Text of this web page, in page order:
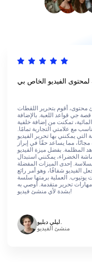
لمحتوى الفيديو الخاص بي
محتوى، أقوم بتحرير اللقطات
جي قواعد اللعبة. بالإضافة
المائية، تمكنت من إضافة خلفية
مع علامتي التجارية تمامًا.
التي يمكنني بها تحرير الفيديو
مجانًا، مما يساعد حقًا في إبراز
بفضل ميزة الفيديو
الخضراء، يمكنني استبدال
إحدى الميزات المفضلة
الفيديو شفافًا، وهو أمر رائع
يوتيوب. العملية برمتها سلسة
تحرير متقدمة. أوصي به
بشدة لأي منشئ فيديو!
منشئ الفيديو